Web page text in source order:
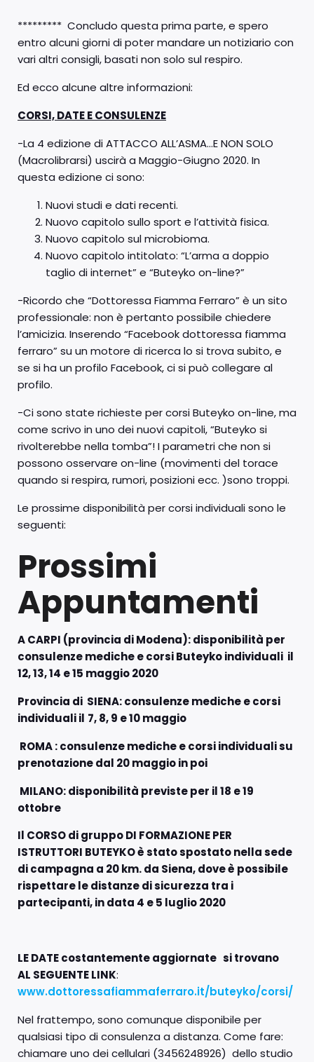
********* Concludo questa prima parte, e spero
entro alcuni giorni di poter mandare un notiziario con
vari altri consigli, basati non solo sul respiro.
Ed ecco alcune altre informazioni:
CORSI, DATE E CONSULENZE
-La 4 edizione di ATTACCO ALL’ASMA…E NON SOLO
(Macrolibrarsi) uscirà a Maggio-Giugno 2020. In
questa edizione ci sono:
Nuovi studi e dati recenti.
Nuovo capitolo sullo sport e l’attività fisica.
Nuovo capitolo sul microbioma.
Nuovo capitolo intitolato: “L’arma a doppio
taglio di internet” e “Buteyko on-line?”
-Ricordo che “Dottoressa Fiamma Ferraro” è un sito
professionale: non è pertanto possibile chiedere
l’amicizia. Inserendo “Facebook dottoressa fiamma
ferraro” su un motore di ricerca lo si trova subito, e
se si ha un profilo Facebook, ci si può collegare al
profilo.
-Ci sono state richieste per corsi Buteyko on-line, ma
come scrivo in uno dei nuovi capitoli, “Buteyko si
rivolterebbe nella tomba”! I parametri che non si
possono osservare on-line (movimenti del torace
quando si respira, rumori, posizioni ecc. )sono troppi.
Le prossime disponibilità per corsi individuali sono le
seguenti:
Prossimi
Appuntamenti
A CARPI (provincia di Modena): disponibilità per
consulenze mediche e corsi Buteyko individuali il
12, 13, 14 e 15 maggio 2020
Provincia di SIENA: consulenze mediche e corsi
individuali il 7, 8, 9 e 10 maggio
ROMA : consulenze mediche e corsi individuali su
prenotazione dal 20 maggio in poi
MILANO: disponibilità previste per il 18 e 19
ottobre
Il CORSO di gruppo DI FORMAZIONE PER
ISTRUTTORI BUTEYKO è stato spostato nella sede
di campagna a 20 km. da Siena, dove è possibile
rispettare le distanze di sicurezza tra i
partecipanti, in data 4 e 5 luglio 2020
LE DATE costantemente aggiornate si trovano
AL SEGUENTE LINK:
www.dottoressafiammaferraro.it/buteyko/corsi/
Nel frattempo, sono comunque disponibile per
qualsiasi tipo di consulenza a distanza. Come fare:
chiamare uno dei cellulari (3456248926) dello studio